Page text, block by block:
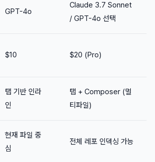
GPT-4o
Claude 3.7 Sonnet
/ GPT-4o 선택
$10 $20 (Pro)
탭 기반 인라
인
탭 + Composer (멀
티파일)
현재 파일 중
심
전체 레포 인덱싱 가능